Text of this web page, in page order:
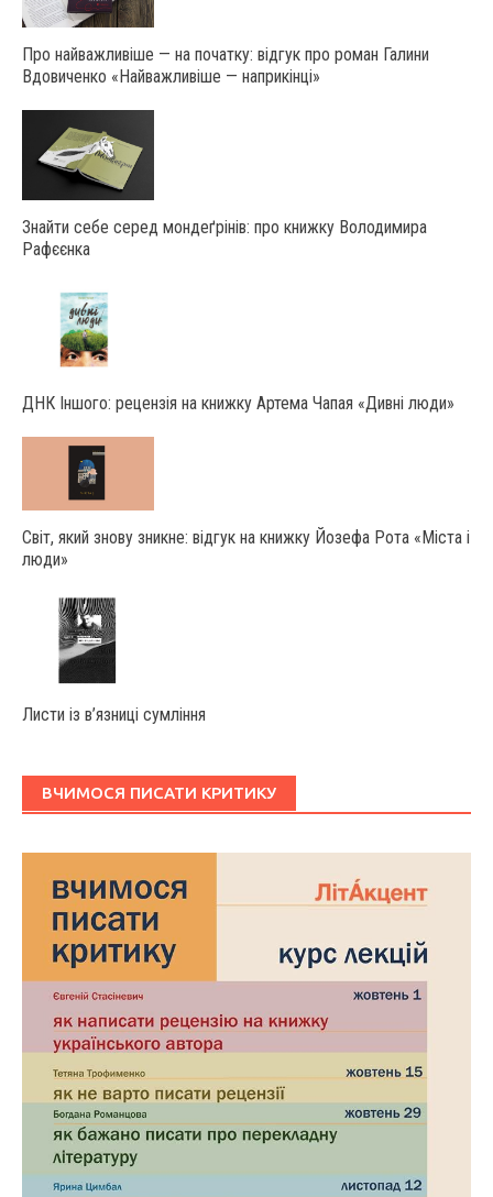
Про найважливіше — на початку: відгук про роман Галини
Вдовиченко «Найважливіше — наприкінці»
Знайти себе серед мондеґрінів: про книжку Володимира
Рафєєнка
ДНК Іншого: рецензія на книжку Артема Чапая «Дивні люди»
Світ, який знову зникне: відгук на книжку Йозефа Рота «Міста і
люди»
Листи із в’язниці сумління
ВЧИМОСЯ ПИСАТИ КРИТИКУ